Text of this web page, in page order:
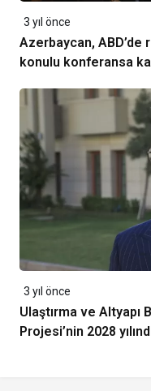
3 yıl önce
Azerbaycan, ABD’de
konulu konferansa
3 yıl önce
Ulaştırma ve Altyapı
Projesi’nin 2028